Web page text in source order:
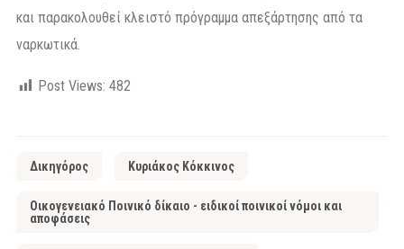
και παρακολουθεί κλειστό πρόγραμμα απεξάρτησης από τα
ναρκωτικά.
Post Views: 482
Δικηγόρος Κυριάκος Κόκκινος
Οικογενειακό Ποινικό δίκαιο - ειδικοί ποινικοί νόμοι και
αποφάσεις